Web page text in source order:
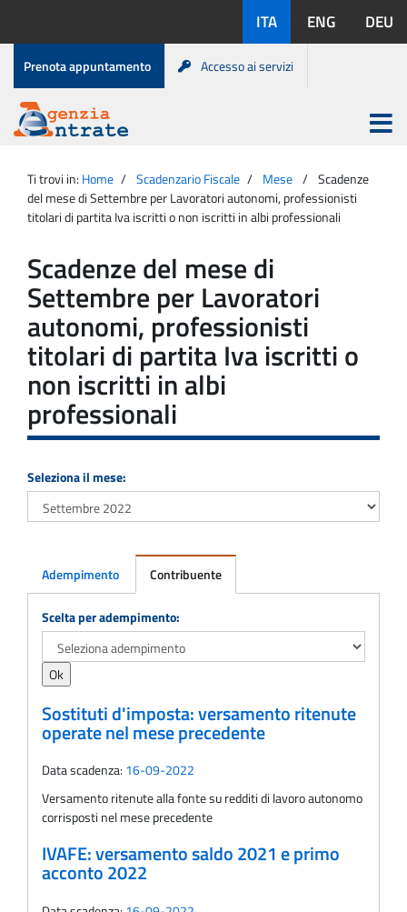
contenuto
disponibili:
ITA ENG DEU
Menu
di
servizio
Prenota appuntamento Accesso ai servizi
Agenzia
Entrate
Apri
menu
principale
Ti trovi in: Home Scadenzario Fiscale Mese
Scadenze
del mese di Settembre per Lavoratori autonomi, professionisti
titolari di partita Iva iscritti o non iscritti in albi professionali
Scadenze del mese di
Settembre per Lavoratori
autonomi, professionisti
titolari di partita Iva iscritti o
non iscritti in albi
professionali
Seleziona il mese:
Adempimento Contribuente
Adempimento
Scelta per adempimento:
Sostituti d'imposta: versamento ritenute
operate nel mese precedente
Data scadenza: 16-09-2022
Versamento ritenute alla fonte su redditi di lavoro autonomo
corrisposti nel mese precedente
IVAFE: versamento saldo 2021 e primo
acconto 2022